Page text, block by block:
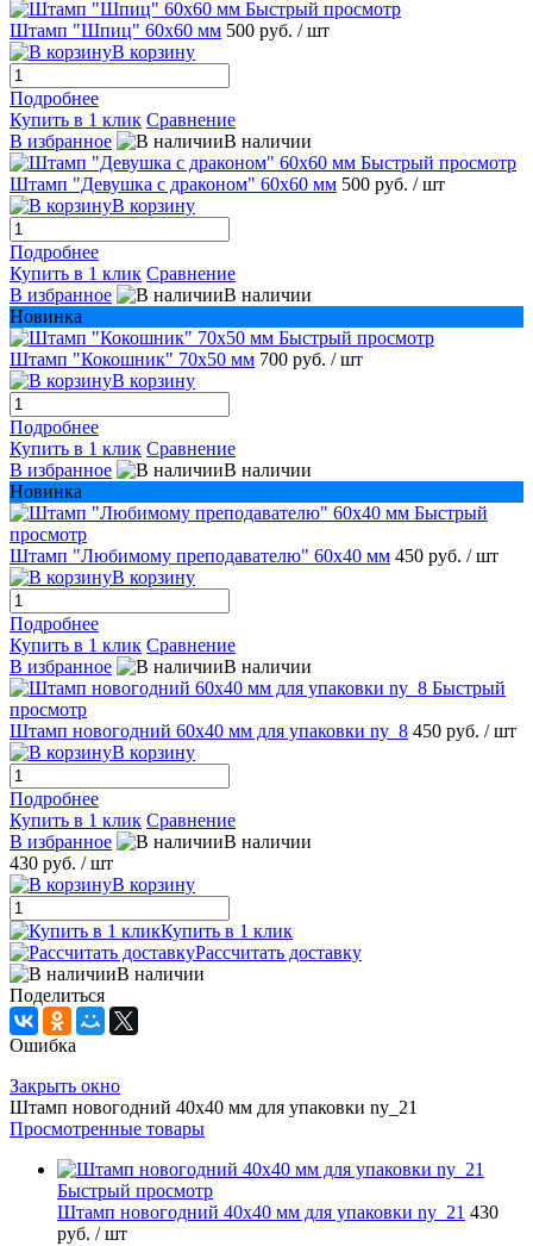
Быстрый просмотр
Штамп "Шпиц" 60х60 мм 500 руб. / шт
В корзину
Подробнее
Купить в 1 клик Сравнение
В избранное
В наличии
Быстрый просмотр
Штамп "Девушка с драконом" 60х60 мм 500 руб. / шт
В корзину
Подробнее
Купить в 1 клик Сравнение
В избранное
В наличии
Новинка
Быстрый просмотр
Штамп "Кокошник" 70х50 мм 700 руб. / шт
В корзину
Подробнее
Купить в 1 клик Сравнение
В избранное
В наличии
Новинка
Быстрый
просмотр
Штамп "Любимому преподавателю" 60х40 мм 450 руб. / шт
В корзину
Подробнее
Купить в 1 клик Сравнение
В избранное
В наличии
Быстрый
просмотр
Штамп новогодний 60х40 мм для упаковки ny_8 450 руб. / шт
В корзину
Подробнее
Купить в 1 клик Сравнение
В избранное
В наличии
430 руб. / шт
В корзину
Купить в 1 клик
Рассчитать доставку
В наличии
Поделиться
Ошибка
Закрыть окно
Штамп новогодний 40х40 мм для упаковки ny_21
Просмотренные товары
Быстрый просмотр
Штамп новогодний 40х40 мм для упаковки ny_21 430
руб. / шт